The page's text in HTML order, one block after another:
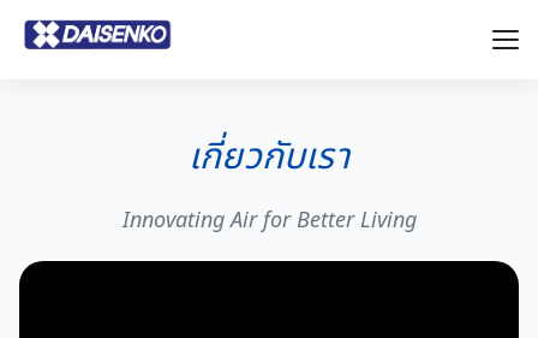
เกี่ยวกับเรา
Innovating Air for Better Living